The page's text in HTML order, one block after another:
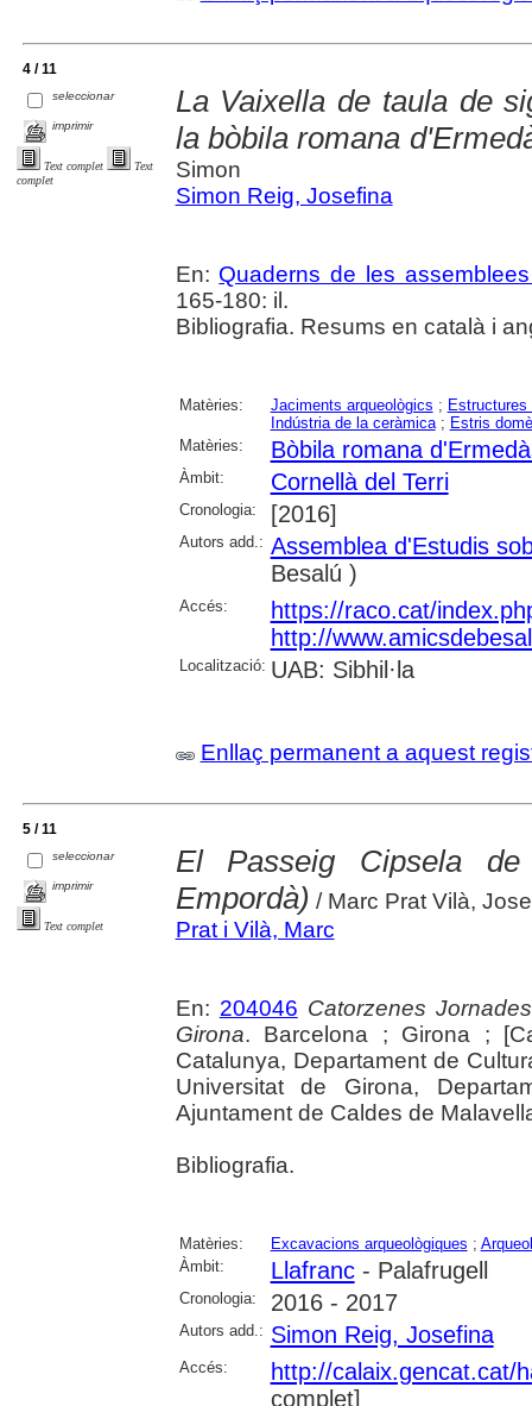
4 / 11
seleccionar
imprimir
Text complet
Text
complet
La Vaixella de taula de
la bòbila romana
Simon
Simon Reig, Josefina
En: Quaderns de les
165-180: il.
Bibliografia. Resums en català i
Matèries: Jaciments arqueològics ; Estructures
Indústria de la ceràmica; Estris
Matèries:
Bòbila romana
Àmbit: Cornellà del Terri
Cronologia: [2016]
Autors add.: Assemblea d'Estudis
Besalú )
Accés:
https://raco.cat/
http://
Localització: UAB: Sibhil·la
Enllaç permanent a aquest
5 / 11
seleccionar
imprimir
Text complet
El Passeig Cipsela de
Empordà) / Marc Prat Vilà,
Prat i Vilà, Marc
En: 204046 Catorzenes
Girona. Barcelona ; Girona ;
Catalunya, Departament de
Universitat de Girona,
Ajuntament de Caldes de
Bibliografia.
Matèries: Excavacions arqueològiques ;
Àmbit:
Llafranc- Palafrugell
Cronologia: 2016 - 2017
Autors add.: Simon Reig, Josefina
Accés:
http://calaix.gencat.cat/
complet]